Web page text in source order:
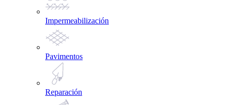
Impermeabilización
Pavimentos
Reparación